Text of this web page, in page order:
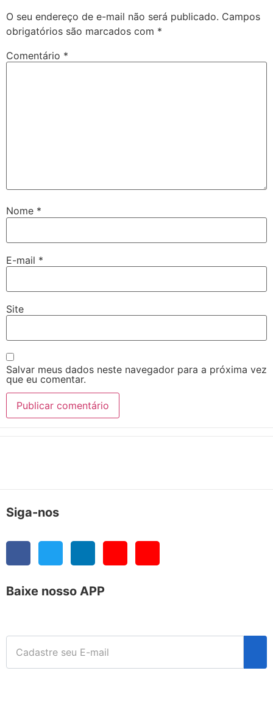
O seu endereço de e-mail não será publicado. Campos
obrigatórios são marcados com *
Comentário *
Nome *
E-mail *
Site
Salvar meus dados neste navegador para a próxima vez
que eu comentar.
Siga-nos
Baixe nosso APP